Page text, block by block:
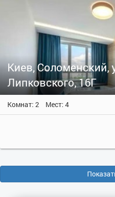
Киев, Соломенский,
Липковского, 16Г
Комнат: 2 Мест: 4